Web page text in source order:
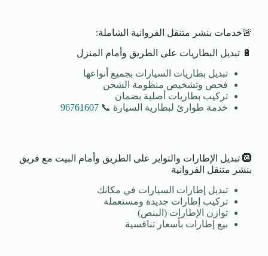
🚨خدمات بنشر متنقل الفروانية الشاملة:
🔋 تبديل البطاريات على الطريق وأمام المنزل
تبديل بطاريات السيارات بجميع أنواعها
فحص وتشخيص منظومة الشحن
تركيب بطاريات أصلية بضمان
خدمة طوارئ لبطارية السيارة 📞 96761607
🛞 تبديل الإطارات والتواير على الطريق وأمام البيت مع فريق
بنشر متنقل الفروانية
تبديل إطارات السيارات في مكانك
تركيب إطارات جديدة ومستعملة
توازن الإطارات (البنص)
بيع إطارات بأسعار تنافسية